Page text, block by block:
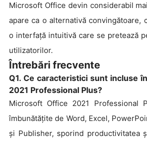
Microsoft Office devin considerabil
apare ca o alternativă convingătoare,
o interfață intuitivă care se pretează
utilizatorilor.
Întrebări frecvente
Q1. Ce caracteristici sunt incluse
2021 Professional Plus?
Microsoft Office 2021 Professional
îmbunătățite de Word, Excel,
și Publisher, sporind productivitatea